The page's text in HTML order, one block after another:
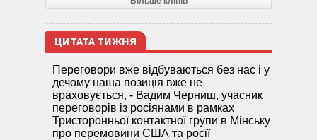
ЦИТАТА ТИЖНЯ
Переговори вже відбуваються без нас і у
дечому наша позиція вже не
враховується, - Вадим Черниш, учасник
переговорів із росіянами в рамках
Тристоронньої контактної групи в Мінську
про перемовини США та росії